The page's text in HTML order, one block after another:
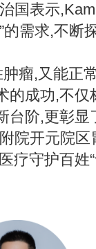
国表示
的需求,不断
瘤,又能正
的成功,不仅
台阶,更彰显
院开元院
疗守护百姓